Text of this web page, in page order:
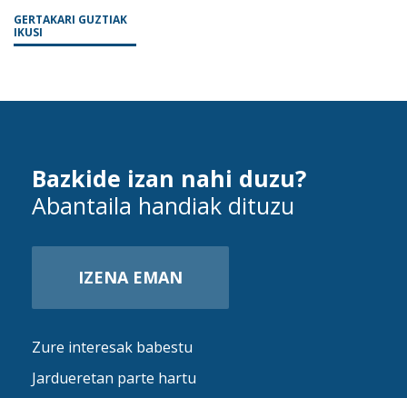
GERTAKARI GUZTIAK
IKUSI
Bazkide izan nahi duzu?
Abantaila handiak dituzu
IZENA EMAN
Zure interesak babestu
Jardueretan parte hartu